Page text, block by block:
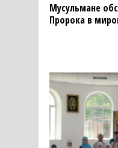
Мусульмане
Пророка в